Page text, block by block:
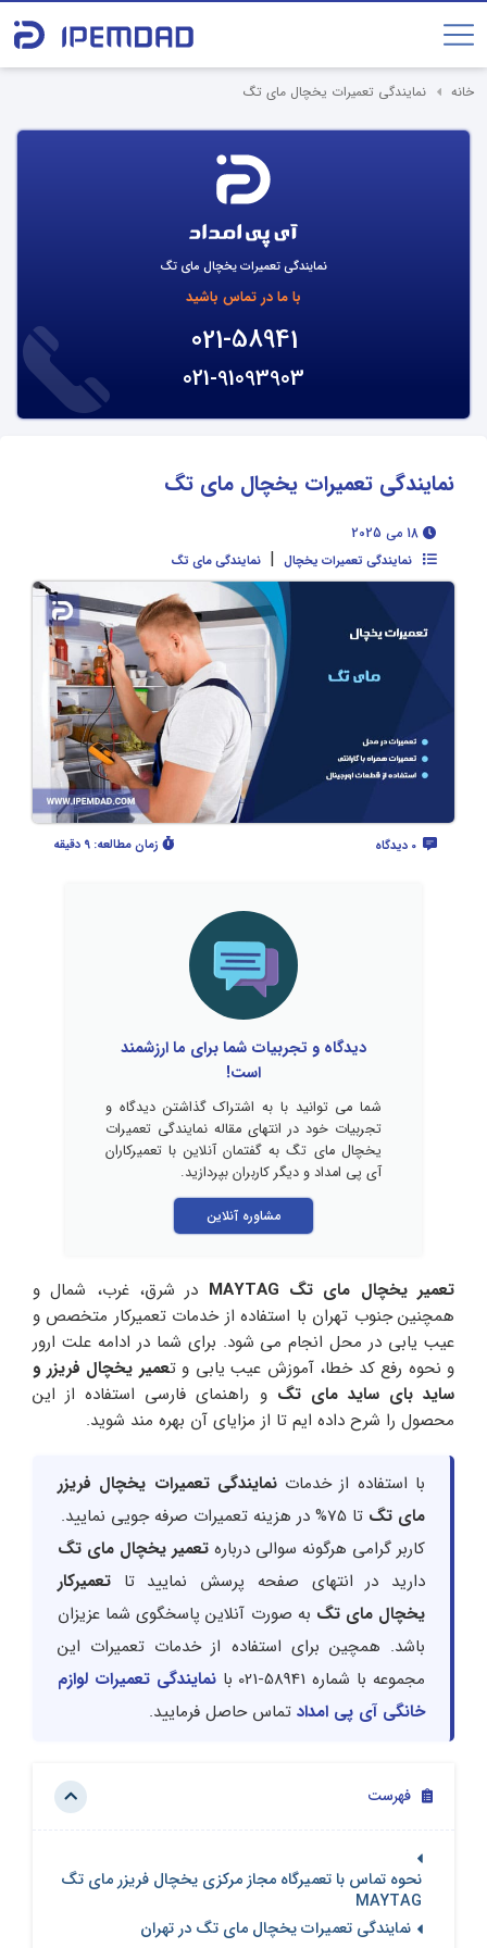
خانه نمایندگی تعمیرات یخچال مای تگ
نمایندگی تعمیرات یخچال مای تگ
با ما در تماس باشید
021-58941
021-91093903
نمایندگی تعمیرات یخچال مای تگ
نمایندگی تعمیرات یخچال | نمایندگی مای تگ
زمان مطالعه: 9 دقیقه
دیدگاه و تجربیات شما برای ما ارزشمند
است!
شما می توانید با به اشتراک گذاشتن دیدگاه و
تجربیات خود در انتهای مقاله نمایندگی تعمیرات
یخچال مای تگ به گفتمان آنلاین با تعمیرکاران
آی پی امداد و دیگر کاربران بپردازید.
مشاوره آنلاین
تعمیر یخچال مای تگ MAYTAG در شرق، غرب، شمال و
همچنین جنوب تهران با استفاده از خدمات تعمیرکار متخصص و
عیب یابی در محل انجام می شود. برای شما در ادامه علت ارور
و نحوه رفع کد خطا، آموزش عیب یابی و تعمیر یخچال فریزر و
ساید بای ساید مای تگ و راهنمای فارسی استفاده از این
محصول را شرح داده ایم تا از مزایای آن بهره مند شوید.
با استفاده از خدماتنمایندگی تعمیرات یخچال فریزر
مای تگ تا 75% در هزینه تعمیرات صرفه جویی نمایید.
کاربر گرامی هرگونه سوالی درباره تعمیر یخچال مای تگ
دارید در انتهای صفحه پرسش نمایید تا تعمیرکار
یخچال مای تگ به صورت آنلاین پاسخگوی شما عزیزان
باشد. همچین برای استفاده از خدمات تعمیرات این
مجموعه با شماره 58941-021 با
نمایندگی تعمیرات لوازم
خانگی آی پی امداد تماس حاصل فرمایید.
فهرست
نحوه تماس با تعمیرگاه مجاز مرکزی یخچال فریزر مای تگ
MAYTAG
نمایندگی تعمیرات یخچال مای تگ در تهران